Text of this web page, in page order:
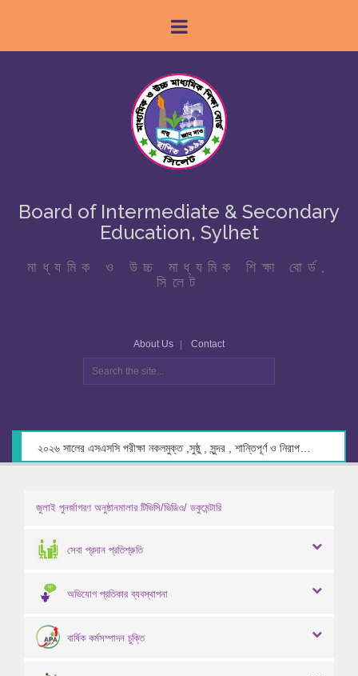
Board of Intermediate & Secondary
Education, Sylhet
মাধ্যমিক ও উচ্চ মাধ্যমিক শিক্ষা বোর্ড,
সিলেট
About Us Contact
জুলাই পুনর্জাগরণ অনুষ্ঠানমালার টিভিসি/ভিডিও/ ডকুমেন্টারি
সেবা প্রদান প্রতিশ্রুতি
অভিযোগ প্রতিকার ব্যবস্থাপনা
বার্ষিক কর্মসম্পাদন চুক্তি